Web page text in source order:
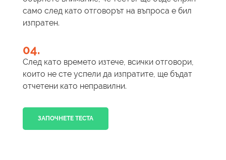
само след като отговорът на въпроса е бил
изпратен.
04.
След като времето изтече, всички отговори,
които не сте успели да изпратите, ще бъдат
отчетени като неправилни.
ЗАПОЧНЕТЕ ТЕСТА